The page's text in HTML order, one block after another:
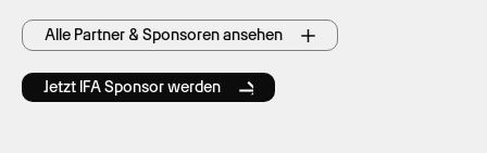
Alle Partner & Sponsoren ansehen
Jetzt IFA Sponsor werden